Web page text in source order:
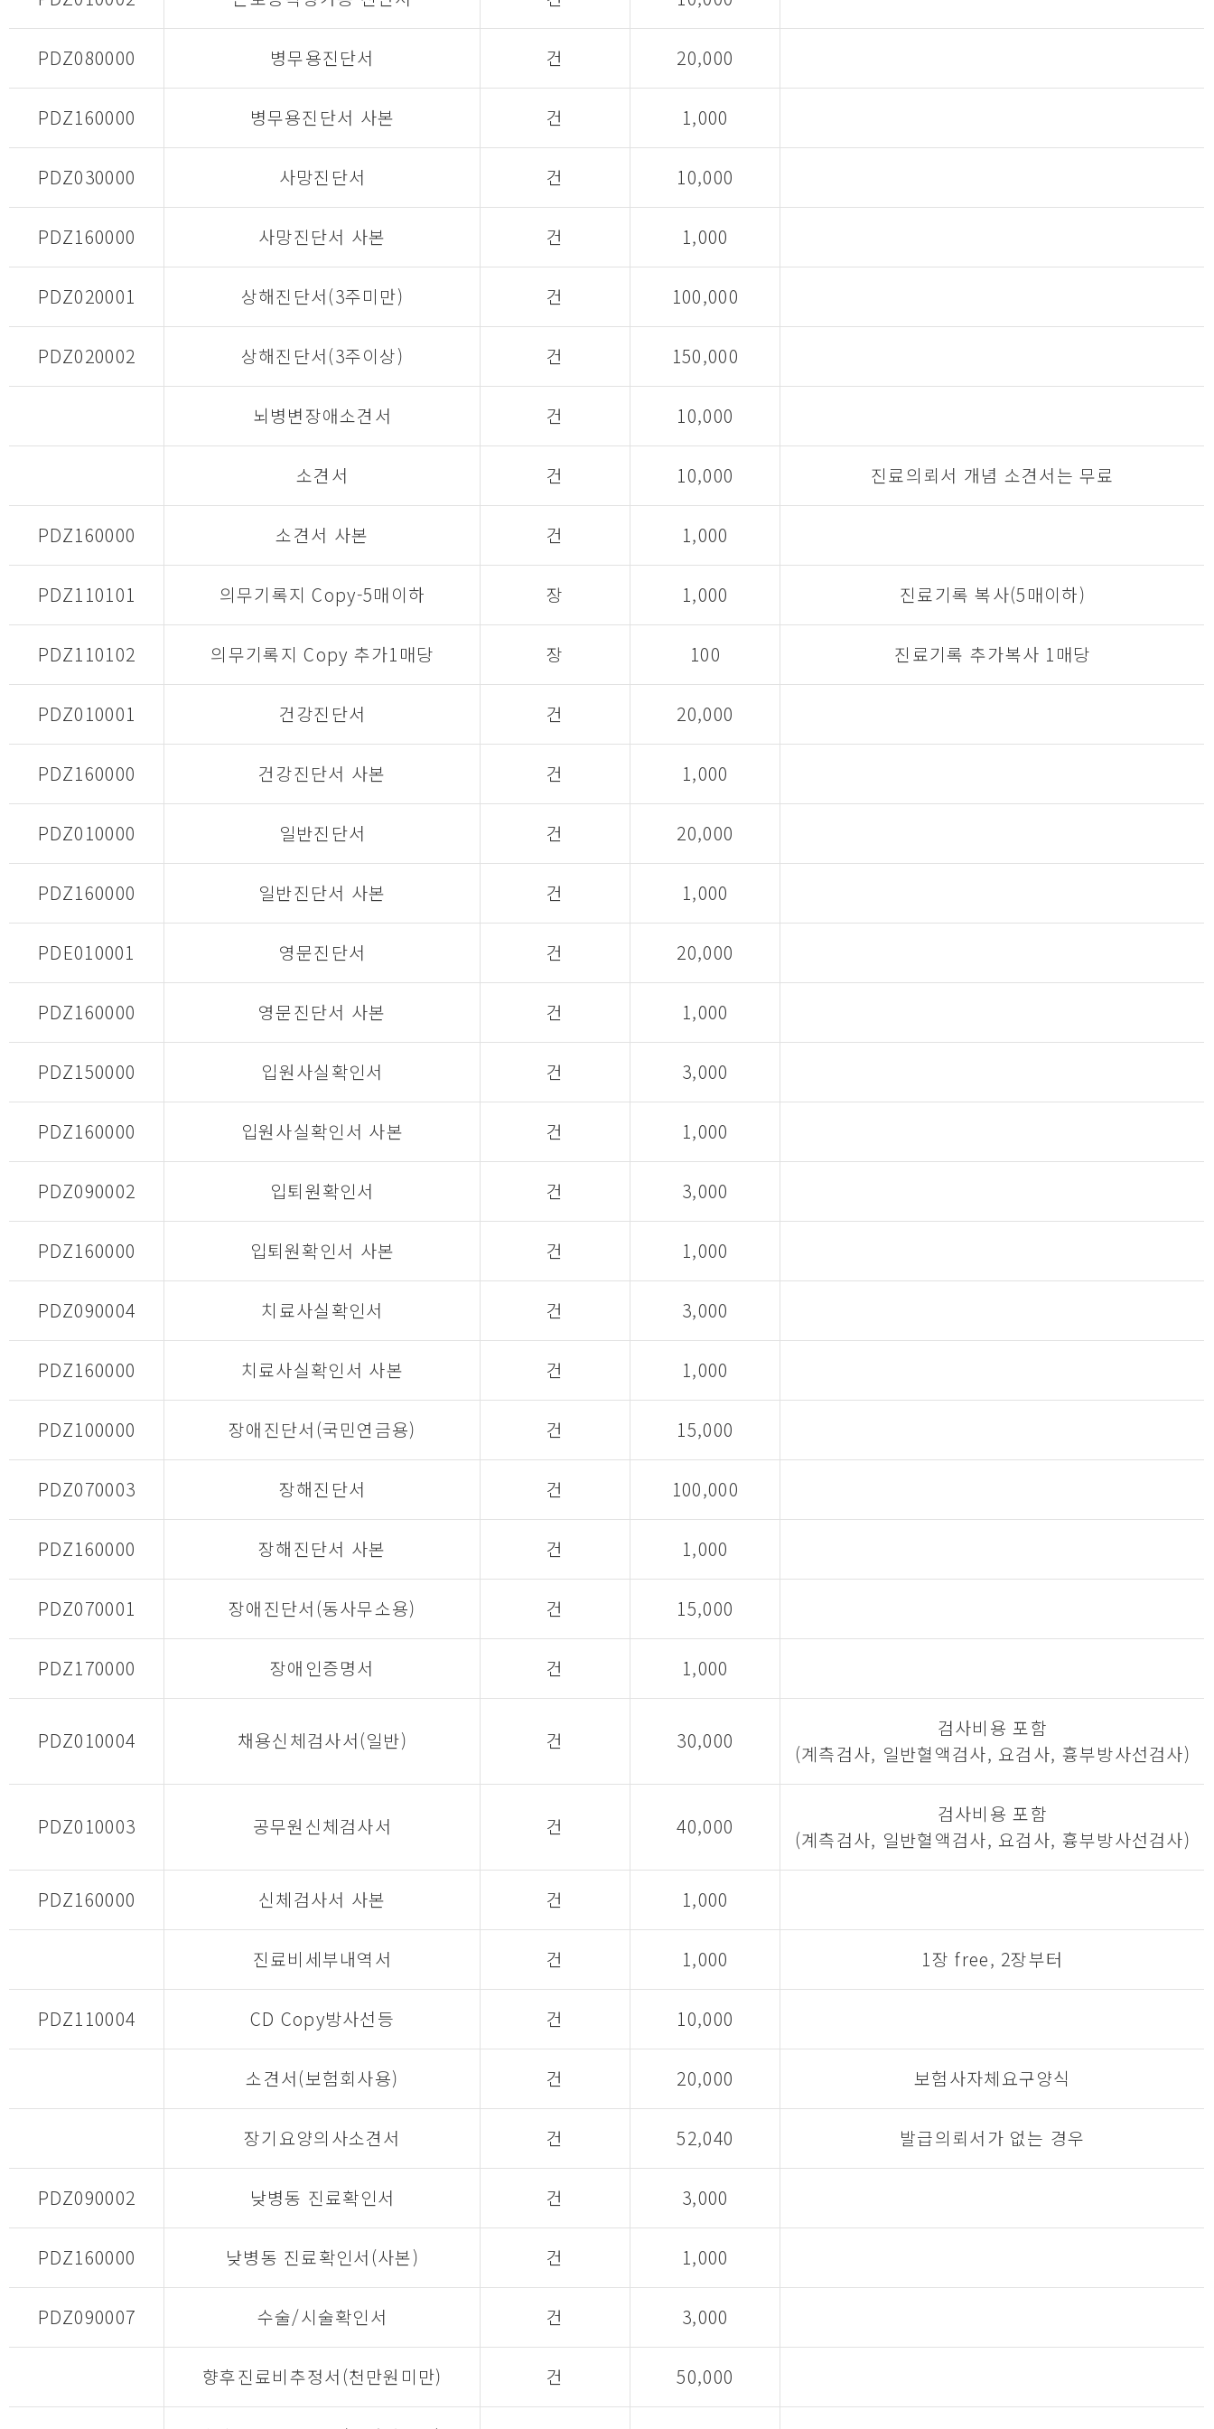
PDZ080000 병무용진단서 건 20,000
PDZ160000 병무용진단서 사본 건 1,000
PDZ030000 사망진단서 건 10,000
PDZ160000 사망진단서 사본 건 1,000
PDZ020001 상해진단서(3주미만) 건 100,000
PDZ020002 상해진단서(3주이상) 건 150,000
뇌병변장애소견서 건 10,000
소견서 건 10,000 진료의뢰서 개념 소견서는 무료
PDZ160000 소견서 사본 건 1,000
PDZ110101 의무기록지 Copy-5매이하 장 1,000 진료기록 복사(5매이하)
PDZ110102 의무기록지 Copy 추가1매당 장 100 진료기록 추가복사 1매당
PDZ010001 건강진단서 건 20,000
PDZ160000 건강진단서 사본 건 1,000
PDZ010000 일반진단서 건 20,000
PDZ160000 일반진단서 사본 건 1,000
PDE010001 영문진단서 건 20,000
PDZ160000 영문진단서 사본 건 1,000
PDZ150000 입원사실확인서 건 3,000
PDZ160000 입원사실확인서 사본 건 1,000
PDZ090002 입퇴원확인서 건 3,000
PDZ160000 입퇴원확인서 사본 건 1,000
PDZ090004 치료사실확인서 건 3,000
PDZ160000 치료사실확인서 사본 건 1,000
PDZ100000 장애진단서(국민연금용) 건 15,000
PDZ070003 장해진단서 건 100,000
PDZ160000 장해진단서 사본 건 1,000
PDZ070001 장애진단서(동사무소용) 건 15,000
PDZ170000 장애인증명서 건 1,000
PDZ010004 채용신체검사서(일반) 건 30,000
검사비용 포함
(계측검사, 일반혈액검사, 요검사, 흉부방사선검사)
PDZ010003 공무원신체검사서 건 40,000
검사비용 포함
(계측검사, 일반혈액검사, 요검사, 흉부방사선검사)
PDZ160000 신체검사서 사본 건 1,000
진료비세부내역서 건 1,000 1장 free, 2장부터
PDZ110004 CD Copy방사선등 건 10,000
소견서(보험회사용) 건 20,000 보험사자체요구양식
장기요양의사소견서 건 52,040 발급의뢰서가 없는 경우
PDZ090002 낮병동 진료확인서 건 3,000
PDZ160000 낮병동 진료확인서(사본) 건 1,000
PDZ090007 수술/시술확인서 건 3,000
향후진료비추정서(천만원미만) 건 50,000